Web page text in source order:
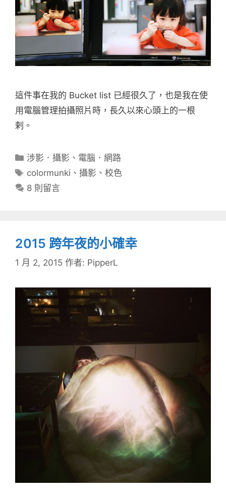
這件事在我的 Bucket list 已經很久了，也是我在使
用電腦管理拍攝照片時，長久以來心頭上的一根
剌。
分
涉影．攝影 、 電腦．網路
標
籤
colormunki 、攝影 、校色
8 則留言
2015 跨年夜的小確幸
1 月 2, 2015 作者: PipperL